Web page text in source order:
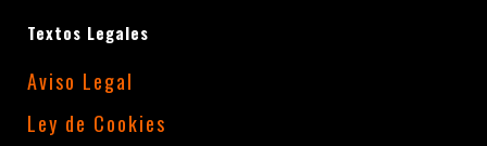
Textos Legales
Aviso Legal
Ley de Cookies